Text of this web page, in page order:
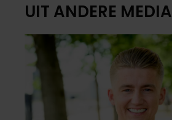
UIT ANDERE MEDIA